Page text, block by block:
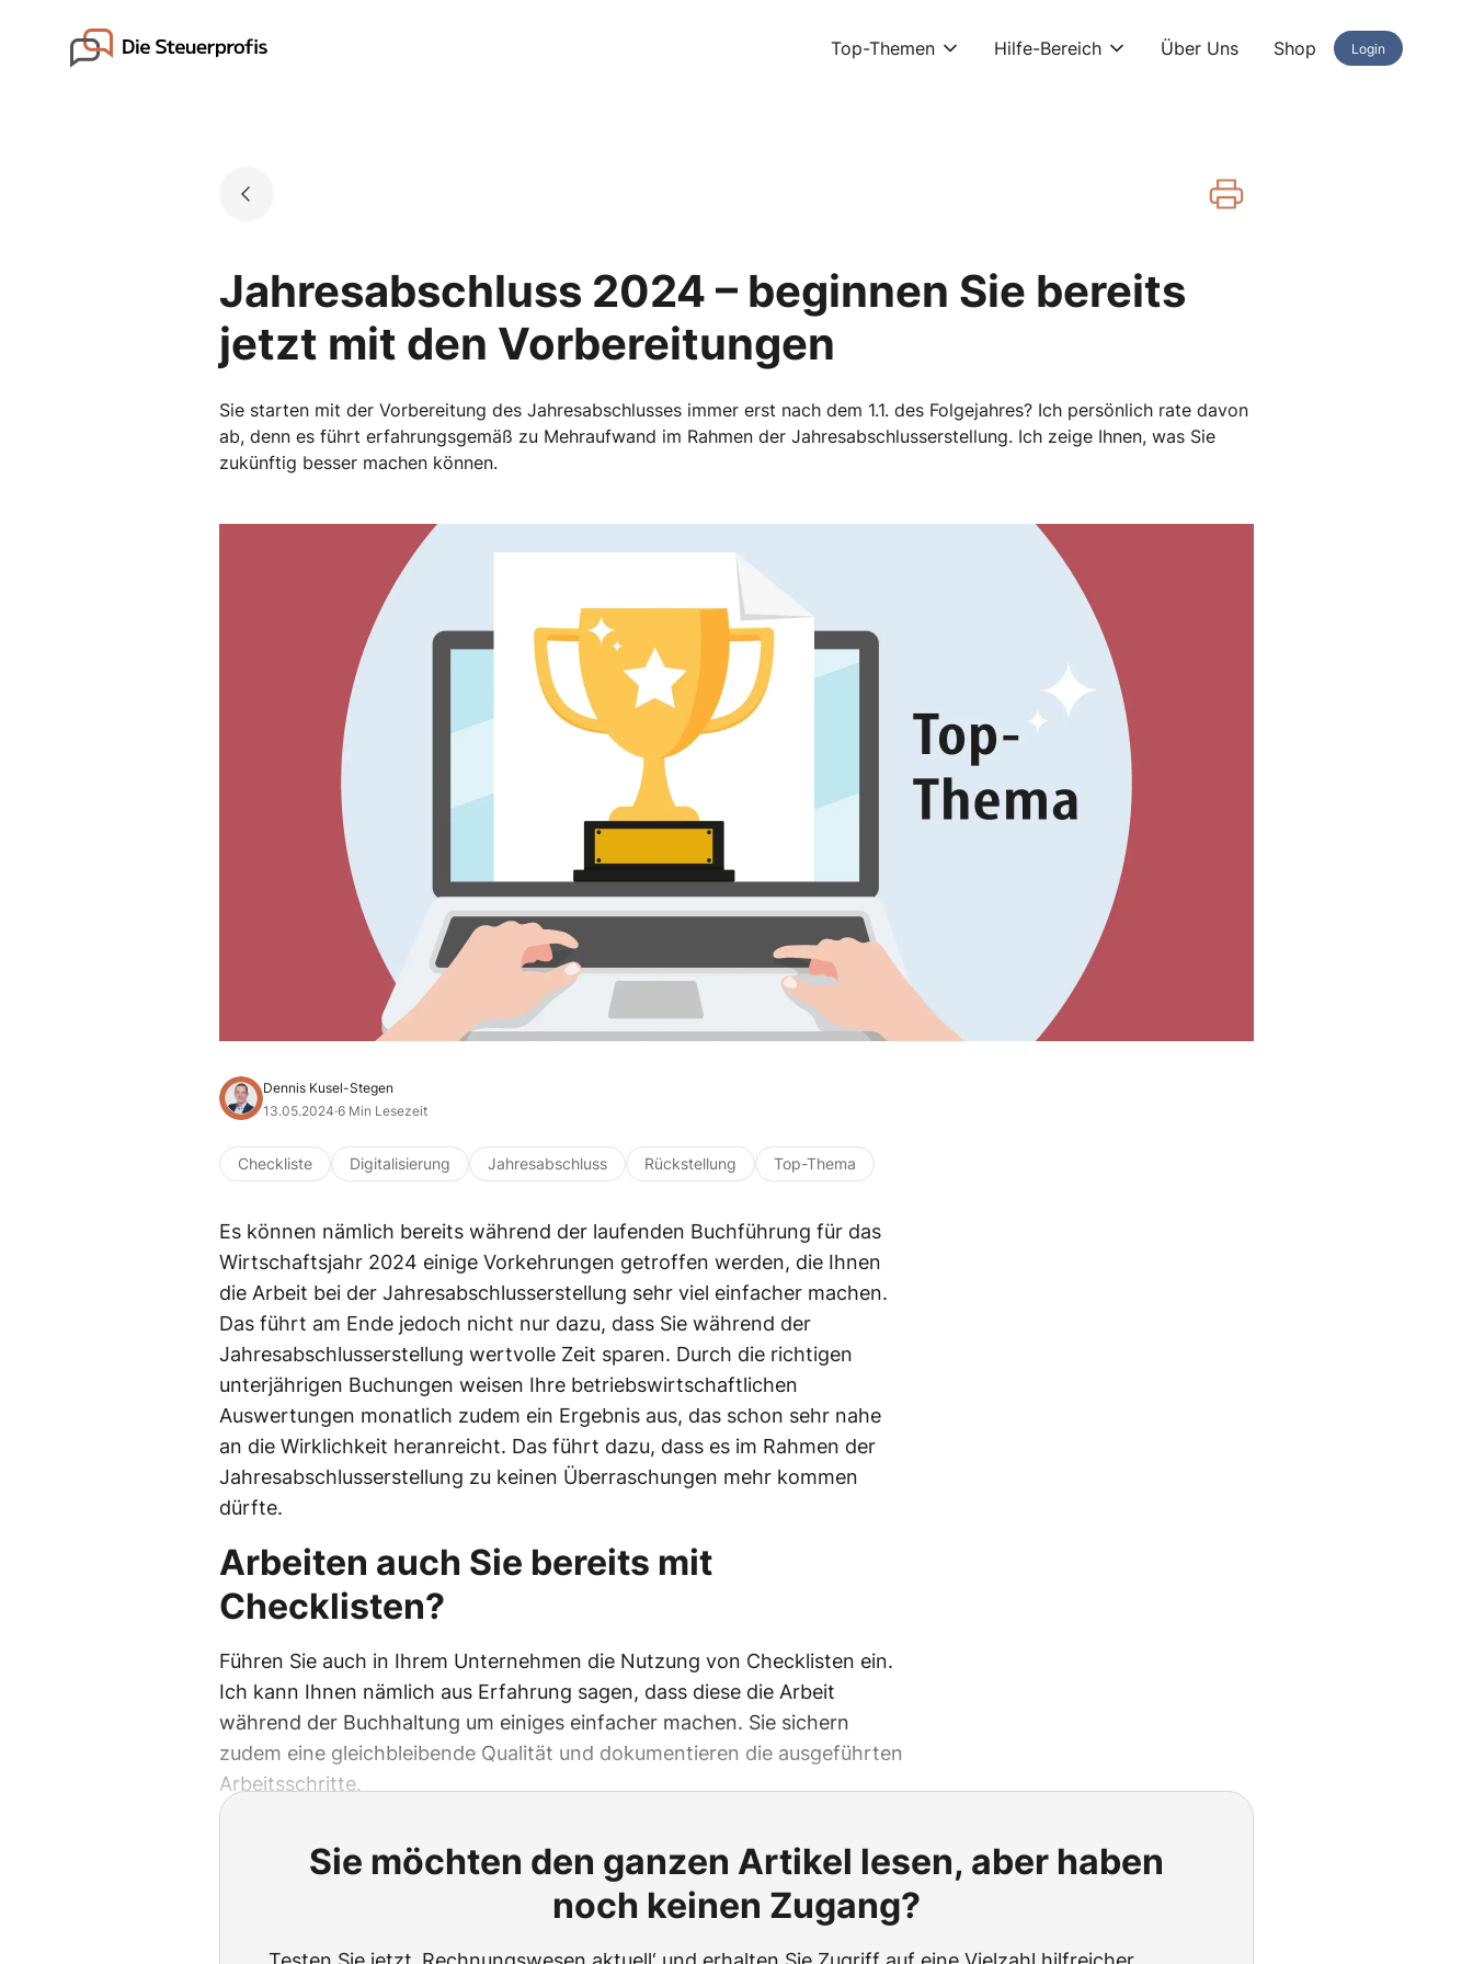
Go to landing page. Top-Themen Hilfe-Bereich Über Uns Shop Login
Jahresabschluss 2024 – beginnen Sie bereits
jetzt mit den Vorbereitungen
Sie starten mit der Vorbereitung des Jahresabschlusses immer erst nach dem 1.1. des Folgejahres? Ich persönlich rate davon
ab, denn es führt erfahrungsgemäß zu Mehraufwand im Rahmen der Jahresabschlusserstellung. Ich zeige Ihnen, was Sie
zukünftig besser machen können.
Dennis Kusel-Stegen
13.05.2024·6 Min Lesezeit
Checkliste Digitalisierung Jahresabschluss Rückstellung Top-Thema
Es können nämlich bereits während der laufenden Buchführung für das
Wirtschaftsjahr 2024 einige Vorkehrungen getroffen werden, die Ihnen
die Arbeit bei der Jahresabschlusserstellung sehr viel einfacher machen.
Das führt am Ende jedoch nicht nur dazu, dass Sie während der
Jahresabschlusserstellung wertvolle Zeit sparen. Durch die richtigen
unterjährigen Buchungen weisen Ihre betriebswirtschaftlichen
Auswertungen monatlich zudem ein Ergebnis aus, das schon sehr nahe
an die Wirklichkeit heranreicht. Das führt dazu, dass es im Rahmen der
Jahresabschlusserstellung zu keinen Überraschungen mehr kommen
dürfte.
Arbeiten auch Sie bereits mit
Checklisten?
Führen Sie auch in Ihrem Unternehmen die Nutzung von Checklisten ein.
Ich kann Ihnen nämlich aus Erfahrung sagen, dass diese die Arbeit
während der Buchhaltung um einiges einfacher machen. Sie sichern
zudem eine gleichbleibende Qualität und dokumentieren die ausgeführten
Arbeitsschritte.
Sie möchten den ganzen Artikel lesen, aber haben
noch keinen Zugang?